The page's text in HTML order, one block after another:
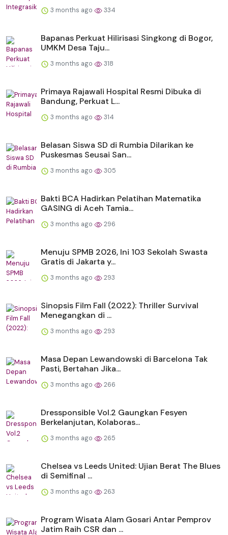
3 months ago 334
Bapanas Perkuat Hilirisasi Singkong di Bogor,
UMKM Desa Taju...
3 months ago 318
Primaya Rajawali Hospital Resmi Dibuka di
Bandung, Perkuat L...
3 months ago 314
Belasan Siswa SD di Rumbia Dilarikan ke
Puskesmas Seusai San...
3 months ago 305
Bakti BCA Hadirkan Pelatihan Matematika
GASING di Aceh Tamia...
3 months ago 296
Menuju SPMB 2026, Ini 103 Sekolah Swasta
Gratis di Jakarta y...
3 months ago 293
Sinopsis Film Fall (2022): Thriller Survival
Menegangkan di ...
3 months ago 293
Masa Depan Lewandowski di Barcelona Tak
Pasti, Bertahan Jika...
3 months ago 266
Dressponsible Vol.2 Gaungkan Fesyen
Berkelanjutan, Kolaboras...
3 months ago 265
Chelsea vs Leeds United: Ujian Berat The Blues
di Semifinal ...
3 months ago 263
Program Wisata Alam Gosari Antar Pemprov
Jatim Raih CSR dan ...